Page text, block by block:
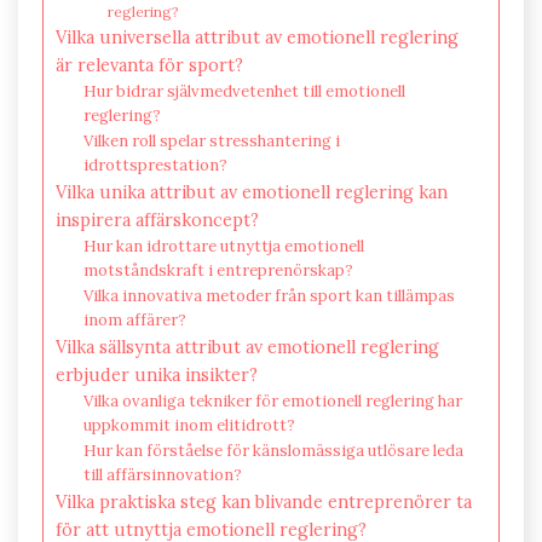
reglering?
Vilka universella attribut av emotionell reglering
är relevanta för sport?
Hur bidrar självmedvetenhet till emotionell
reglering?
Vilken roll spelar stresshantering i
idrottsprestation?
Vilka unika attribut av emotionell reglering kan
inspirera affärskoncept?
Hur kan idrottare utnyttja emotionell
motståndskraft i entreprenörskap?
Vilka innovativa metoder från sport kan tillämpas
inom affärer?
Vilka sällsynta attribut av emotionell reglering
erbjuder unika insikter?
Vilka ovanliga tekniker för emotionell reglering har
uppkommit inom elitidrott?
Hur kan förståelse för känslomässiga utlösare leda
till affärsinnovation?
Vilka praktiska steg kan blivande entreprenörer ta
för att utnyttja emotionell reglering?